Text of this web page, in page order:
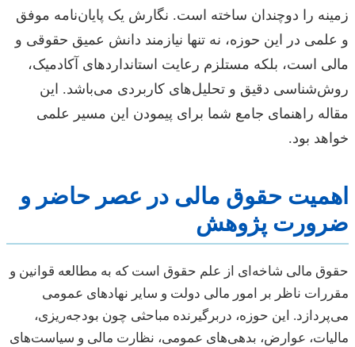
زمینه را دوچندان ساخته است. نگارش یک پایان‌نامه موفق
و علمی در این حوزه، نه تنها نیازمند دانش عمیق حقوقی و
مالی است، بلکه مستلزم رعایت استانداردهای آکادمیک،
روش‌شناسی دقیق و تحلیل‌های کاربردی می‌باشد. این
مقاله راهنمای جامع شما برای پیمودن این مسیر علمی
خواهد بود.
اهمیت حقوق مالی در عصر حاضر و
ضرورت پژوهش
حقوق مالی شاخه‌ای از علم حقوق است که به مطالعه قوانین و
مقررات ناظر بر امور مالی دولت و سایر نهادهای عمومی
می‌پردازد. این حوزه، دربرگیرنده مباحثی چون بودجه‌ریزی،
مالیات، عوارض، بدهی‌های عمومی، نظارت مالی و سیاست‌های